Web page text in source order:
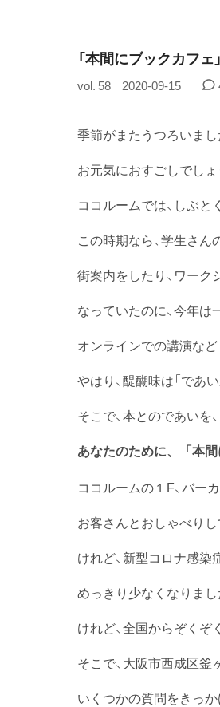
「本間にブックカフ
vol. 58 2020-09-15
季節がまたうつろいまし
お元気におすごしでしょ
ココルームでは、しぶと
この時期なら、学生さん
街案内をしたり、ワー
なっていたのに、今年は
オンラインでの講演な
やはり、醍醐味は「であい
そこで、本とのであいを
あなたのために、「本
ココルームの１F、バー
お客さんとおしゃべりし
けれど、新型コロナ感
めっきり少なくなりまし
けれど、全国からぞくぞ
そこで、大阪市西成区釜
いくつかの質問をきっ